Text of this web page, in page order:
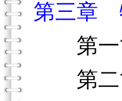
第三章
第一
第二